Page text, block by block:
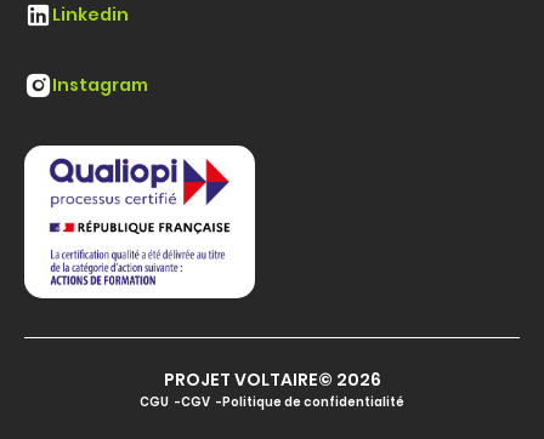
Linkedin
Instagram
PROJET VOLTAIRE© 2026
CGU CGV Politique de confidentialité